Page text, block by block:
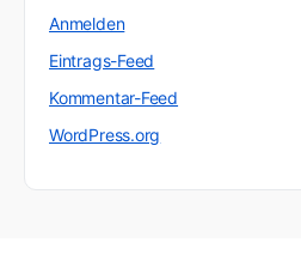
Anmelden
Eintrags-Feed
Kommentar-Feed
WordPress.org